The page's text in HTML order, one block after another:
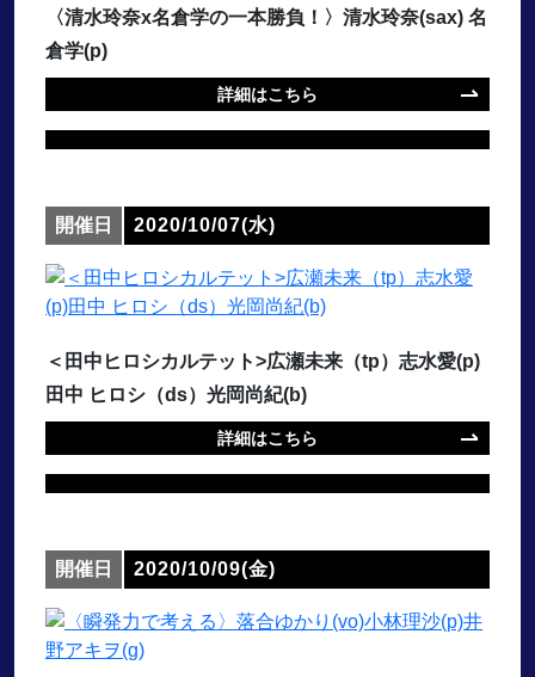
〈清水玲奈x名倉学の一本勝負！〉清水玲奈(sax) 名
倉学(p)
詳細はこちら
開催日 2020/10/07(水)
＜田中ヒロシカルテット>広瀬未来（tp）志水愛(p)
田中 ヒロシ（ds）光岡尚紀(b)
詳細はこちら
開催日 2020/10/09(金)